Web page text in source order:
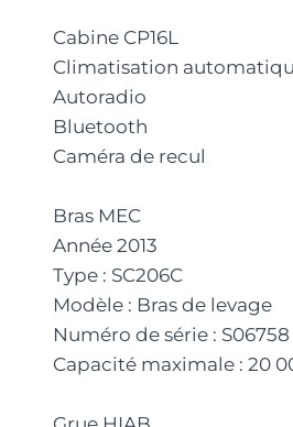
Cabine CP16L
Climatisation
Autoradio
Bluetooth
Caméra de recul
Bras MEC
Année 2013
Type : SC206C
Modèle : Bras de levage
Numéro de série : S06758
Capacité maximale : 20